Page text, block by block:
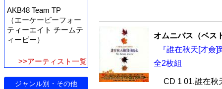
AKB48 Team TP
（エーケービーフォー
ティーエイト チームテ
ィーピー）
>>アーティスト一覧
ジャンル別・その他
オムニバス（ベス
『誰在秋天[才僉
全2枚組
CD 1 01.誰在秋